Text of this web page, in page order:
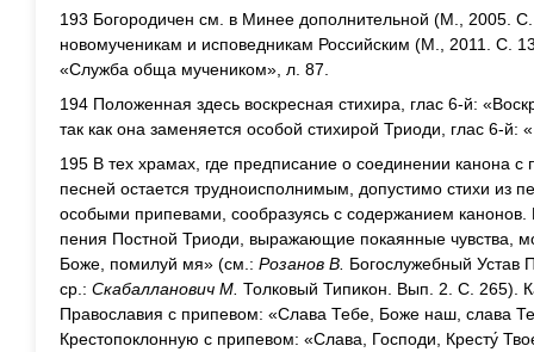
193 Богородичен см. в Минее дополнительной (М., 2005.
новомученикам и исповедникам Российским (М., 2011. С.
«Служба обща мучеником», л. 87.
194 Положенная здесь воскресная стихира, глас 6-й:
так как она заменяется особой стихирой Триоди, глас 6-
195 В тех храмах, где предписание о соединении канона с
песней остается трудноисполнимым, допустимо стихи из
особыми припевами, сообразуясь с содержанием
пения Постной Триоди, выражающие покаянные чувства,
Боже, помилуй мя» (см.: Розанов В. Богослужебный Устав
ср.: Скабалланович М. Толковый Типикон. Вып. 2. С. 265).
Православия с припевом: «Слава Тебе, Боже наш, слава
Крестопоклонную с припевом: «Слава, Господи, Кресту́